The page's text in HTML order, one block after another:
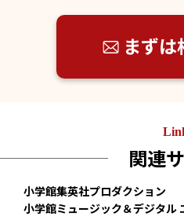
まずは
関連
小学館集英社プロダクション
小学館ミュージック＆デジタル